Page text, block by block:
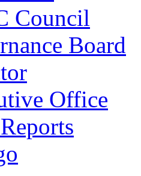
Council
Board
Office